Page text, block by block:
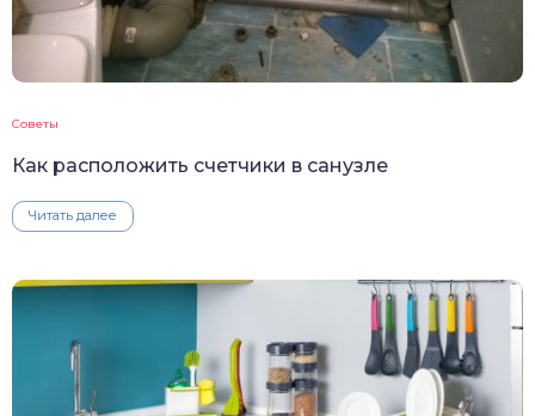
Советы
Как расположить счетчики в санузле
Читать далее